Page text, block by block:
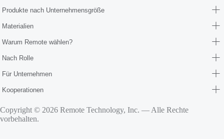
Produkte nach Unternehmensgröße
Materialien
Warum Remote wählen?
Nach Rolle
Für Unternehmen
Kooperationen
Copyright © 2026 Remote Technology, Inc. — Alle Rechte
vorbehalten.